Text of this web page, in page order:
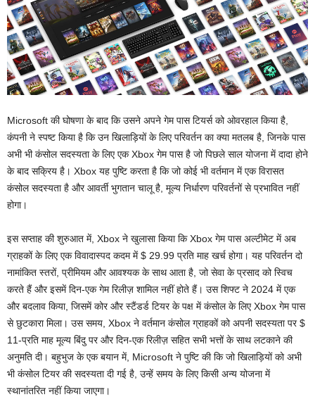
Microsoft की घोषणा के बाद कि उसने अपने गेम पास टियर्स को ओवरहाल किया है,
कंपनी ने स्पष्ट किया है कि उन खिलाड़ियों के लिए परिवर्तन का क्या मतलब है, जिनके पास
अभी भी कंसोल सदस्यता के लिए एक Xbox गेम पास है जो पिछले साल योजना में दादा होने
के बाद सक्रिय है। Xbox यह पुष्टि करता है कि जो कोई भी वर्तमान में एक विरासत
कंसोल सदस्यता है और आवर्ती भुगतान चालू है, मूल्य निर्धारण परिवर्तनों से प्रभावित नहीं
होगा।
इस सप्ताह की शुरुआत में, Xbox ने खुलासा किया कि Xbox गेम पास अल्टीमेट में अब
ग्राहकों के लिए एक विवादास्पद कदम में $ 29.99 प्रति माह खर्च होगा। यह परिवर्तन दो
नामांकित स्तरों, प्रीमियम और आवश्यक के साथ आता है, जो सेवा के प्रसाद को स्विच
करते हैं और इसमें दिन-एक गेम रिलीज़ शामिल नहीं होते हैं। उस शिफ्ट ने 2024 में एक
और बदलाव किया, जिसमें कोर और स्टैंडर्ड टियर के पक्ष में कंसोल के लिए Xbox गेम पास
से छुटकारा मिला। उस समय, Xbox ने वर्तमान कंसोल ग्राहकों को अपनी सदस्यता पर $
11-प्रति माह मूल्य बिंदु पर और दिन-एक रिलीज़ सहित सभी भत्तों के साथ लटकाने की
अनुमति दी। बहुभुज के एक बयान में, Microsoft ने पुष्टि की कि जो खिलाड़ियों को अभी
भी कंसोल टियर की सदस्यता दी गई है, उन्हें समय के लिए किसी अन्य योजना में
स्थानांतरित नहीं किया जाएगा।